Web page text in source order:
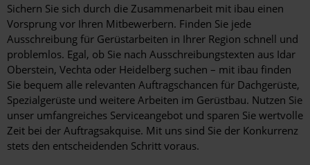
Sachsen
Sachsen-Anhalt
Schleswig-Holstein
Thüringen
Region
Sichern Sie sich durch die Zusammenarbeit mit ibau einen
Vorsprung vor Ihren Mitbewerbern. Finden Sie jede
Ausschreibung für Gerüstarbeiten in Ihrer Region schnell und
problemlos. Egal, ob Sie nach Ausschreibungstexten aus Idar
Oberstein, Vechta oder Heidelberg suchen – mit ibau finden
Sie bequem alle relevanten Auftragschancen für Dachgerüste,
Spezialgerüste und weitere Arbeiten im Gerüstbau. Nutzen Sie
unser umfangreiches Serviceangebot und sparen Sie wertvolle
Zeit bei der Auftragsakquise. Mit uns sind Sie der Konkurrenz
stets den entscheidenden Schritt voraus.